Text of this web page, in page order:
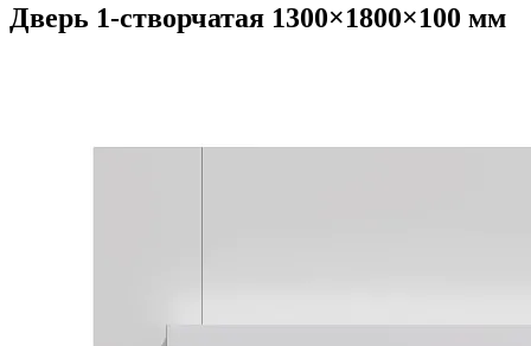
Дверь 1-створчатая 1300×1800×100 мм